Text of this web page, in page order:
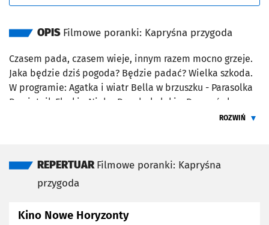
OPIS Filmowe poranki: Kapryśna przygoda
Czasem pada, czasem wieje, innym razem mocno grzeje.
Jaka będzie dziś pogoda? Będzie padać? Wielka szkoda.
W programie: Agatka i wiatr Bella w brzuszku - Parasolka
Pamiętnik Florki - Niebo Przedszkolaki – Deszczówka
ROZWIŃ
REPERTUARFilmowe poranki: Kapryśna
przygoda
Kino Nowe Horyzonty